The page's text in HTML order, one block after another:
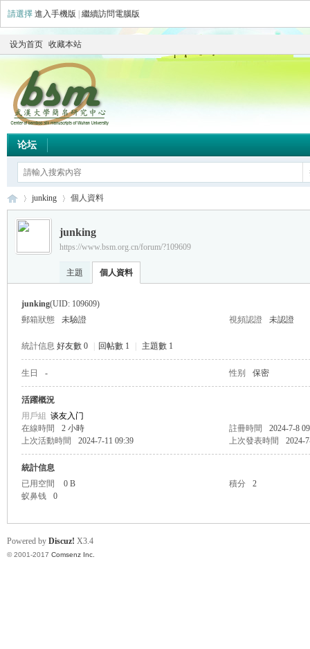
請選擇 進入手機版 繼續訪問電腦版
设为首页 收藏本站
论坛
›
junking 個人資料
junking
https://www.bsm.org.cn/forum/?109609
主題 個人資料
junking(UID: 109609)
郵箱狀態
未驗證 視頻認證 未認證
統計信息 好友數 0 回帖數 1 主題數 1
生日 - 性别 保密
活躍概況
用戶組 谈友入门
在線時間
2 小時 註冊時間
2024-7-8
上次活動時間
2024-7-11 09:39 上次發表時間 2024-
統計信息
已用空間
0 B 積分
2
蚁鼻钱
0
Powered by Discuz! X3.4
© 2001-2017 Comsenz Inc.